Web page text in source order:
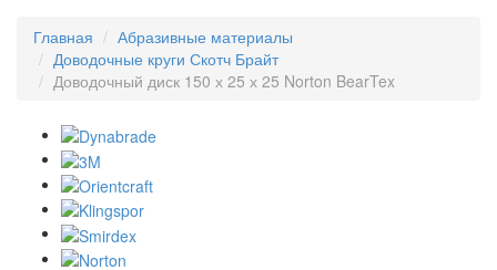
Главная
Абразивные материалы
Доводочные круги Скотч Брайт
Доводочный диск 150 х 25 х 25 Norton BearTex